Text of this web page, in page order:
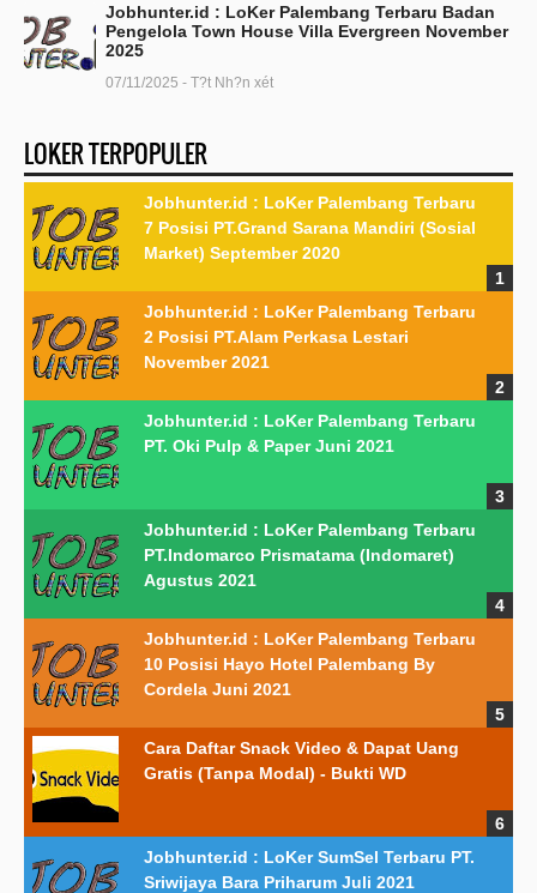
Jobhunter.id : LoKer Palembang Terbaru Badan
Pengelola Town House Villa Evergreen November
2025
07/11/2025 - T?t Nh?n xét
LOKER TERPOPULER
Jobhunter.id : LoKer Palembang Terbaru
7 Posisi PT.Grand Sarana Mandiri (Sosial
Market) September 2020
Jobhunter.id : LoKer Palembang Terbaru
2 Posisi PT.Alam Perkasa Lestari
November 2021
Jobhunter.id : LoKer Palembang Terbaru
PT. Oki Pulp & Paper Juni 2021
Jobhunter.id : LoKer Palembang Terbaru
PT.Indomarco Prismatama (Indomaret)
Agustus 2021
Jobhunter.id : LoKer Palembang Terbaru
10 Posisi Hayo Hotel Palembang By
Cordela Juni 2021
Cara Daftar Snack Video & Dapat Uang
Gratis (Tanpa Modal) - Bukti WD
Jobhunter.id : LoKer SumSel Terbaru PT.
Sriwijaya Bara Priharum Juli 2021